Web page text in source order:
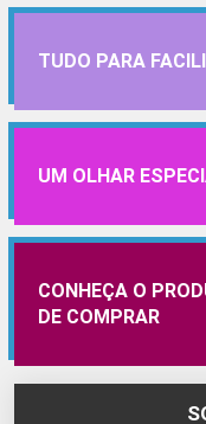
TUDO PARA
UM OLHAR
CONHEÇA O
DE COMPRAR